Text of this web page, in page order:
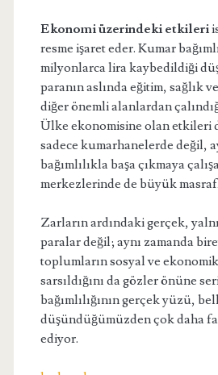
Ekonomi üzerindeki etkileri
resme işaret eder. Kumar
milyonlarca lira kaybedildiği
paranın aslında eğitim, sağlık
diğer önemli alanlardan
Ülke ekonomisine olan etkileri
sadece kumarhanelerde değil,
bağımlılıkla başa çıkmaya
merkezlerinde de büyük
Zarların ardındaki gerçek,
paralar değil; aynı zamanda
toplumların sosyal ve ekonomik
sarsıldığını da gözler önüne
bağımlılığının gerçek yüzü,
düşündüğümüzden çok daha
ediyor.